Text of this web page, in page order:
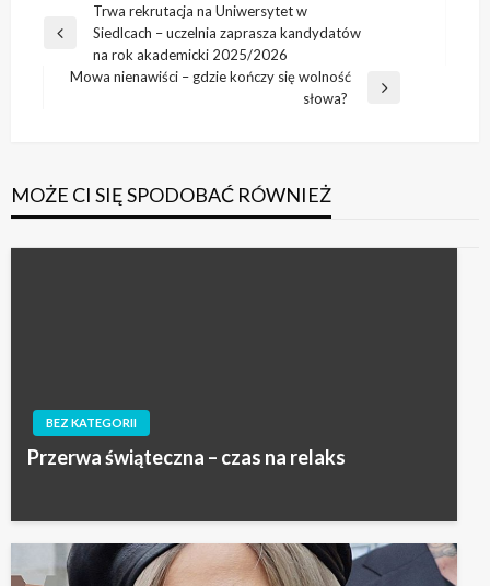
Nawigacja
wpisu
Poprzedni
Trwa rekrutacja na Uniwersytet w
Siedlcach – uczelnia zaprasza kandydatów
na rok akademicki 2025/2026
Mowa nienawiści – gdzie kończy się wolność
słowa?
MOŻE CI SIĘ SPODOBAĆ RÓWNIEŻ
BEZ KATEGORII
Przerwa świąteczna – czas na relaks